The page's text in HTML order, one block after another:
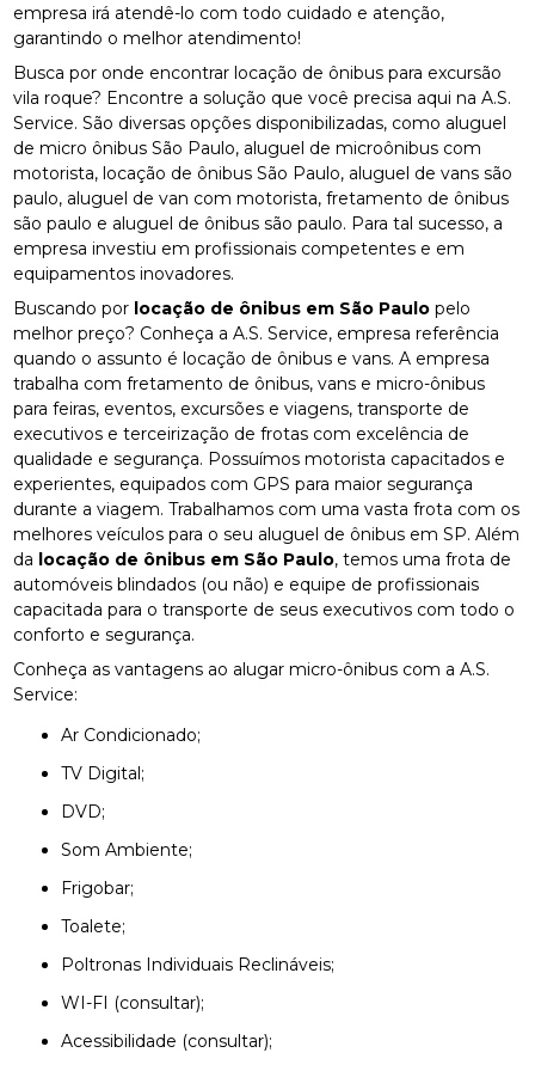
empresa irá atendê-lo com todo cuidado e atenção,
garantindo o melhor atendimento!
Busca por onde encontrar locação de ônibus para excursão
vila roque? Encontre a solução que você precisa aqui na A.S.
Service. São diversas opções disponibilizadas, como aluguel
de micro ônibus São Paulo, aluguel de microônibus com
motorista, locação de ônibus São Paulo, aluguel de vans são
paulo, aluguel de van com motorista, fretamento de ônibus
são paulo e aluguel de ônibus são paulo. Para tal sucesso, a
empresa investiu em profissionais competentes e em
equipamentos inovadores.
Buscando por locação de ônibus em São Paulo pelo
melhor preço? Conheça a A.S. Service, empresa referência
quando o assunto é locação de ônibus e vans. A empresa
trabalha com fretamento de ônibus, vans e micro-ônibus
para feiras, eventos, excursões e viagens, transporte de
executivos e terceirização de frotas com excelência de
qualidade e segurança. Possuímos motorista capacitados e
experientes, equipados com GPS para maior segurança
durante a viagem. Trabalhamos com uma vasta frota com os
melhores veículos para o seu aluguel de ônibus em SP. Além
da locação de ônibus em São Paulo, temos uma frota de
automóveis blindados (ou não) e equipe de profissionais
capacitada para o transporte de seus executivos com todo o
conforto e segurança.
Conheça as vantagens ao alugar micro-ônibus com a A.S.
Service:
Ar Condicionado;
TV Digital;
DVD;
Som Ambiente;
Frigobar;
Toalete;
Poltronas Individuais Reclináveis;
WI-FI (consultar);
Acessibilidade (consultar);